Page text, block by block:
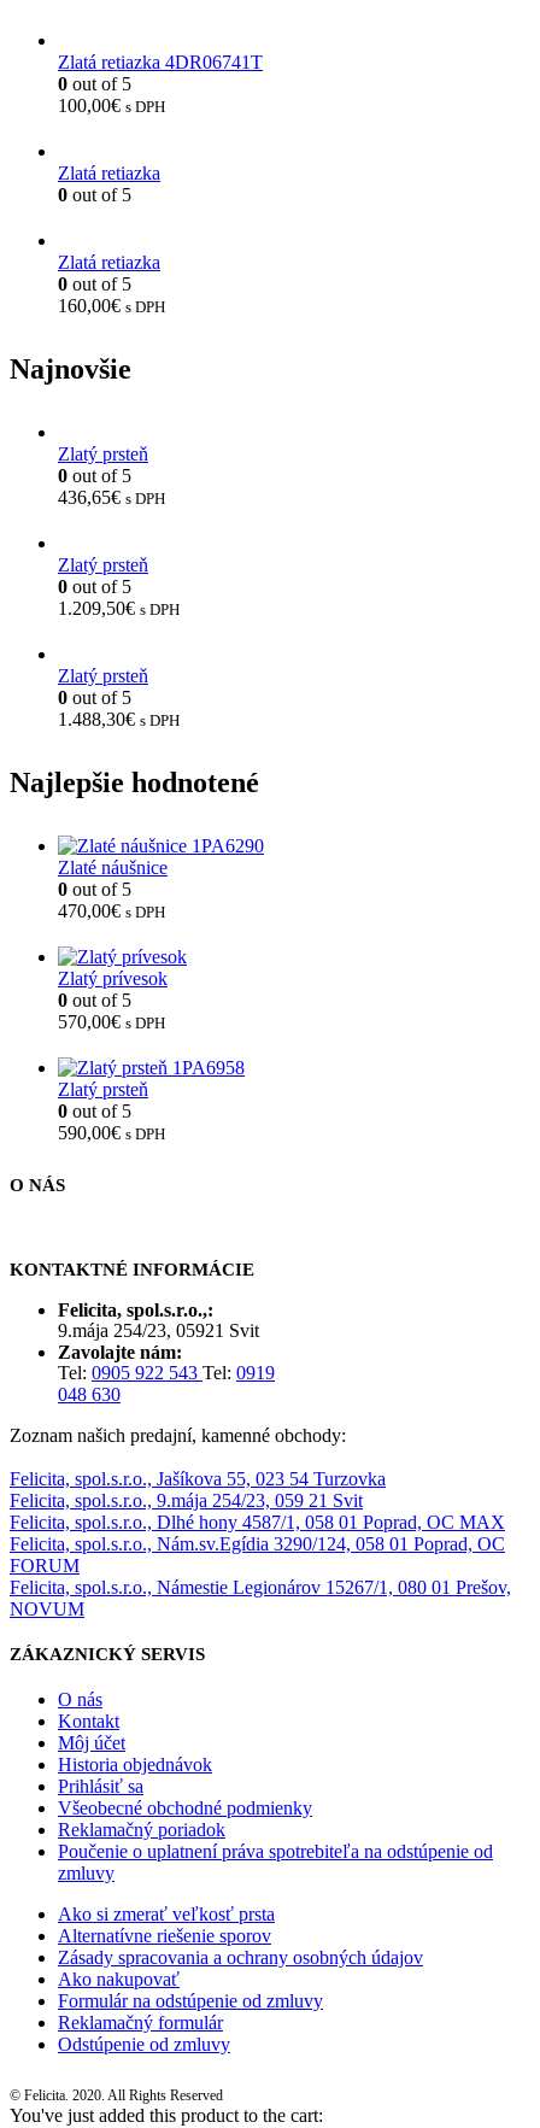
Zlatá retiazka 4DR06741T
0 out of 5
100,00€ s DPH
Zlatá retiazka
0 out of 5
Zlatá retiazka
0 out of 5
160,00€ s DPH
Najnovšie
Zlatý prsteň
0 out of 5
436,65€ s DPH
Zlatý prsteň
0 out of 5
1.209,50€ s DPH
Zlatý prsteň
0 out of 5
1.488,30€ s DPH
Najlepšie hodnotené
Zlaté náušnice
0 out of 5
470,00€ s DPH
Zlatý prívesok
0 out of 5
570,00€ s DPH
Zlatý prsteň
0 out of 5
590,00€ s DPH
O NÁS
KONTAKTNÉ INFORMÁCIE
Felicita, spol.s.r.o.,:
9.mája 254/23, 05921 Svit
Zavolajte nám:
Tel: 0905 922 543 Tel: 0919
048 630
Zoznam našich predajní, kamenné obchody:
Felicita, spol.s.r.o., Jašíkova 55, 023 54 Turzovka
Felicita, spol.s.r.o., 9.mája 254/23, 059 21 Svit
Felicita, spol.s.r.o., Dlhé hony 4587/1, 058 01 Poprad, OC MAX
Felicita, spol.s.r.o., Nám.sv.Egídia 3290/124, 058 01 Poprad, OC
FORUM
Felicita, spol.s.r.o., Námestie Legionárov 15267/1, 080 01 Prešov,
NOVUM
ZÁKAZNICKÝ SERVIS
O nás
Kontakt
Môj účet
Historia objednávok
Prihlásiť sa
Všeobecné obchodné podmienky
Reklamačný poriadok
Poučenie o uplatnení práva spotrebiteľa na odstúpenie od
zmluvy
Ako si zmerať veľkosť prsta
Alternatívne riešenie sporov
Zásady spracovania a ochrany osobných údajov
Ako nakupovať
Formulár na odstúpenie od zmluvy
Reklamačný formulár
Odstúpenie od zmluvy
© Felicita. 2020. All Rights Reserved
You've just added this product to the cart: